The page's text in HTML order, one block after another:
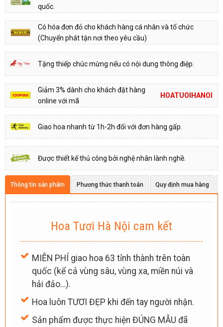
quốc.
Có hóa đơn đỏ cho khách hàng cá nhân và tổ chức
(Chuyển phát tận nơi theo yêu cầu)
Tặng thiếp chúc mừng nếu có nội dung thông điệp.
Giảm 3% dành cho khách đặt hàng
online với mã
HOATUOIHANOI
Giao hoa nhanh từ 1h-2h đối với đơn hàng gấp.
Được thiết kế thủ công bởi nghệ nhân lành nghề.
Thông tin sản phẩm Phương thức thanh toán Quy định mua hàng
Hoa Tươi Hà Nội cam kết
MIỄN PHÍ giao hoa 63 tỉnh thành trên toàn
quốc (kể cả vùng sâu, vùng xa, miền núi và
hải đảo…).
Hoa luôn TƯƠI ĐẸP khi đến tay người nhận.
Sản phẩm được thực hiện ĐÚNG MẪU đã